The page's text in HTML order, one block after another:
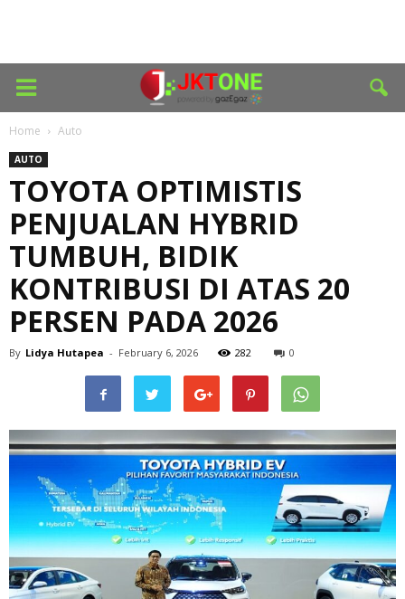
Home Auto
AUTO
TOYOTA OPTIMISTIS
PENJUALAN HYBRID
TUMBUH, BIDIK
KONTRIBUSI DI ATAS 20
PERSEN PADA 2026
By Lidya Hutapea - February 6, 2026 282 0